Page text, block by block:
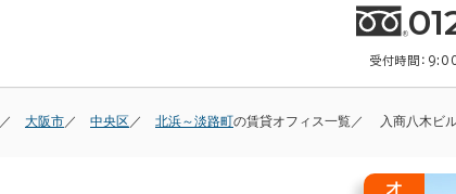
受付時間：
大阪市 中央区 北浜～淡路町の賃貸オフィス一覧 入商八木ビ